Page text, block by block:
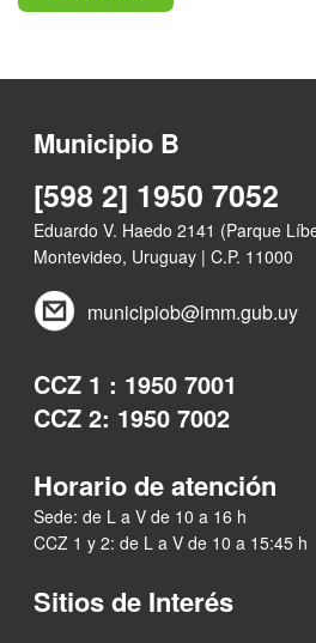
Municipio B
[598 2] 1950 7052
Eduardo V. Haedo 2141 (Parque
Montevideo, Uruguay | C.P. 11000
municipiob@imm.gub.uy
CCZ 1 : 1950 7001
CCZ 2: 1950 7002
Horario de atención
Sede: de L a V de 10 a 16 h
CCZ 1 y 2: de L a V de 10 a 15:45 h
Sitios de Interés